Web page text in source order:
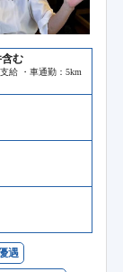
む
給 ・車通勤：5km
遇